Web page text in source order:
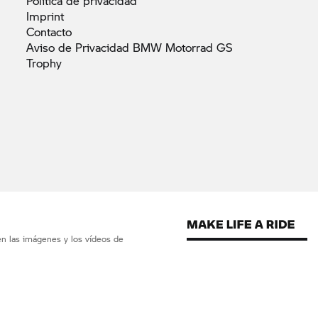
Imprint
Contacto
Aviso de Privacidad BMW Motorrad GS
Trophy
las imágenes y los vídeos de